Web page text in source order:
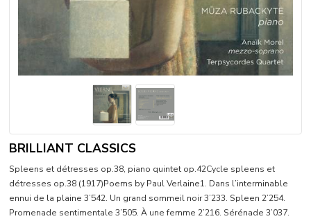
BRILLIANT CLASSICS
Spleens et détresses op.38, piano quintet op.42Cycle spleens et
détresses op.38 (1917)Poems by Paul Verlaine1. Dans l’interminable
ennui de la plaine 3’542. Un grand sommeil noir 3’233. Spleen 2’254.
Promenade sentimentale 3’505. À une femme 2’216. Sérénade 3’037.